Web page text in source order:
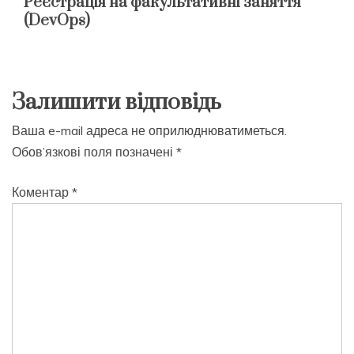
(DevOps)
Залишити відповідь
Ваша e-mail адреса не оприлюднюватиметься.
Обов’язкові поля позначені *
Коментар *